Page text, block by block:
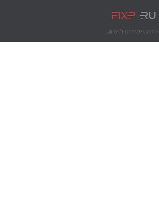
ДИЗАЙН И РАЗРАБОТКА